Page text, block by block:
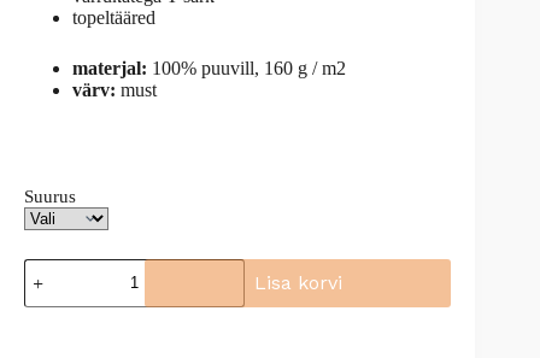
topeltääred
materjal: 100% puuvill, 160 g / m2
värv: must
Suurus
T-
särk
4TECH
Lisa korvi